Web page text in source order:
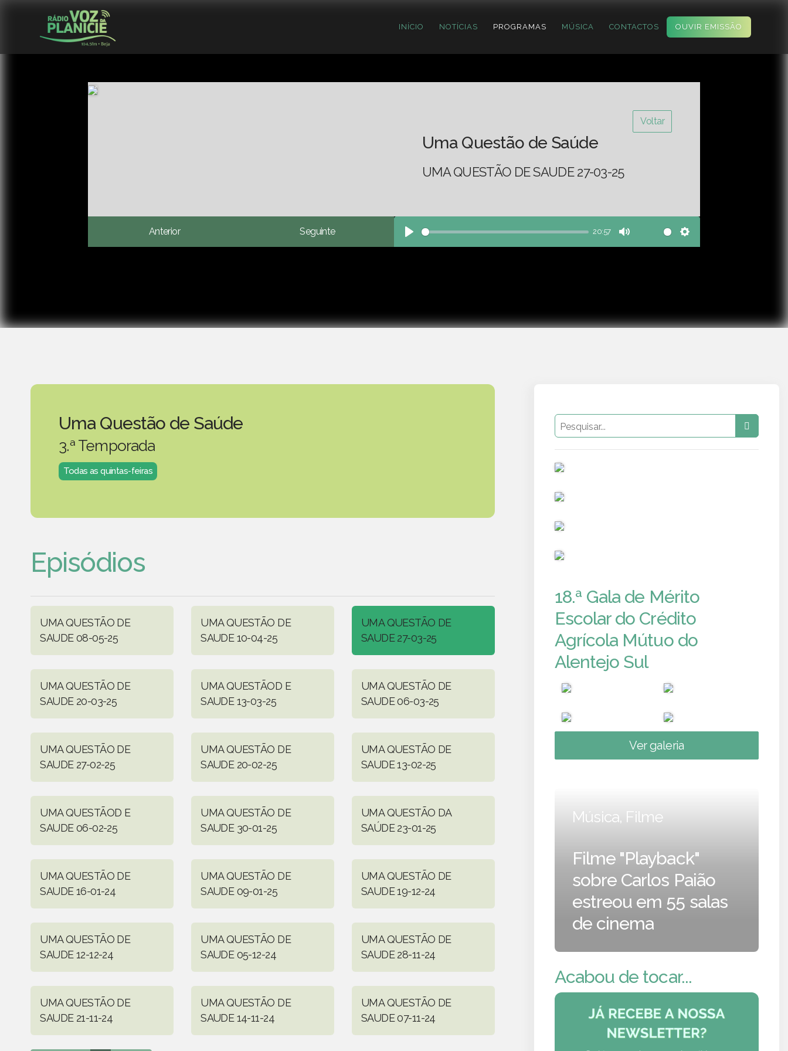
INÍCIO NOTÍCIAS PROGRAMAS MÚSICA CONTACTOS OUVIR EMISSÃO
Voltar
Uma Questão de Saúde
UMA QUESTÃO DE SAUDE 27-03-25
Anterior Seguinte
Play
20:57
Mute Settings
Uma Questão de Saúde
3.ª Temporada
Todas as quintas-feiras
Episódios
UMA QUESTÃO DE
SAUDE 08-05-25
UMA QUESTÃO DE
SAUDE 10-04-25
UMA QUESTÃO DE
SAUDE 27-03-25
UMA QUESTÃO DE
SAUDE 20-03-25
UMA QUESTÃOD E
SAUDE 13-03-25
UMA QUESTÃO DE
SAUDE 06-03-25
UMA QUESTÃO DE
SAUDE 27-02-25
UMA QUESTÃO DE
SAUDE 20-02-25
UMA QUESTÃO DE
SAUDE 13-02-25
UMA QUESTÃOD E
SAUDE 06-02-25
UMA QUESTÃO DE
SAUDE 30-01-25
UMA QUESTÃO DA
SAÚDE 23-01-25
UMA QUESTÃO DE
SAUDE 16-01-24
UMA QUESTÃO DE
SAUDE 09-01-25
UMA QUESTÃO DE
SAUDE 19-12-24
UMA QUESTÃO DE
SAUDE 12-12-24
UMA QUESTÃO DE
SAUDE 05-12-24
UMA QUESTÃO DE
SAUDE 28-11-24
UMA QUESTÃO DE
SAUDE 21-11-24
UMA QUESTÃO DE
SAUDE 14-11-24
UMA QUESTÃO DE
SAUDE 07-11-24
18.ª Gala de Mérito
Escolar do Crédito
Agrícola Mútuo do
Alentejo Sul
Ver galeria
Música, Filme
Filme "Playback"
sobre Carlos Paião
estreou em 55 salas
de cinema
Acabou de tocar...